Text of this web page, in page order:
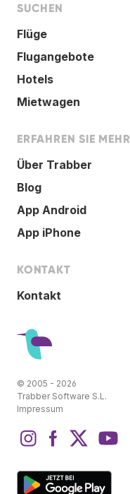
SUCHEN
Flüge
Flugangebote
Hotels
Mietwagen
ERFAHREN SIE MEHR
Über Trabber
Blog
App Android
App iPhone
KONTAKT
Kontakt
© 2005 - 2026
Trabber Software S.L.
Impressum